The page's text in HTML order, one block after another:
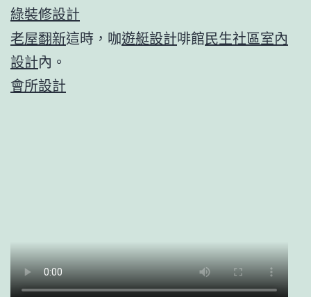
綠裝修設計
老屋翻新這時，咖遊艇設計啡館民生社區室內
設計內。
會所設計